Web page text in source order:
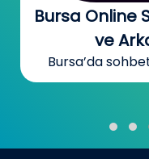
Bursa Online
ve
Bursa’da